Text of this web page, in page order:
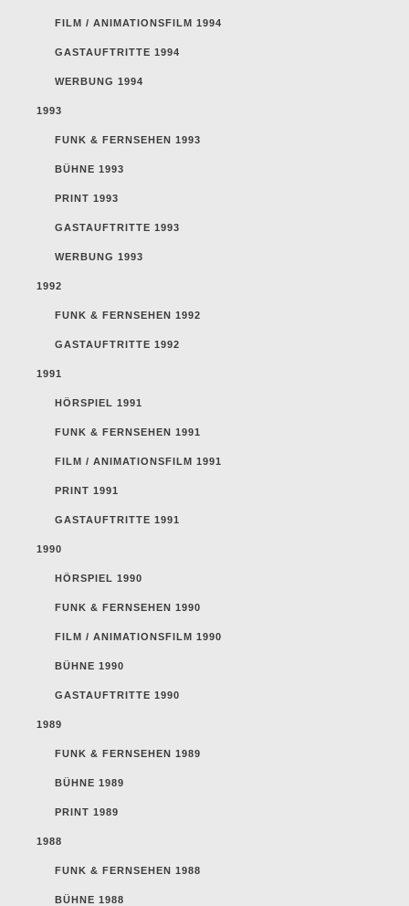
FILM / ANIMATIONSFILM 1994
GASTAUFTRITTE 1994
WERBUNG 1994
1993
FUNK & FERNSEHEN 1993
BÜHNE 1993
PRINT 1993
GASTAUFTRITTE 1993
WERBUNG 1993
1992
FUNK & FERNSEHEN 1992
GASTAUFTRITTE 1992
1991
HÖRSPIEL 1991
FUNK & FERNSEHEN 1991
FILM / ANIMATIONSFILM 1991
PRINT 1991
GASTAUFTRITTE 1991
1990
HÖRSPIEL 1990
FUNK & FERNSEHEN 1990
FILM / ANIMATIONSFILM 1990
BÜHNE 1990
GASTAUFTRITTE 1990
1989
FUNK & FERNSEHEN 1989
BÜHNE 1989
PRINT 1989
1988
FUNK & FERNSEHEN 1988
BÜHNE 1988